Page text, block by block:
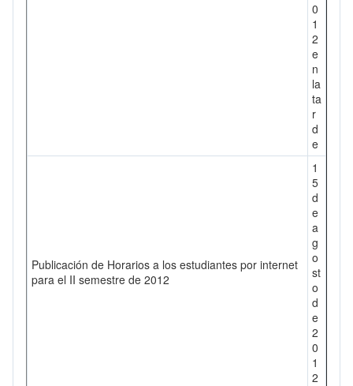
0
1
2
e
n
la
ta
r
d
e
Publicación de Horarios a los estudiantes por internet
para el II semestre de 2012
1
5
d
e
a
g
o
st
o
d
e
2
0
1
2